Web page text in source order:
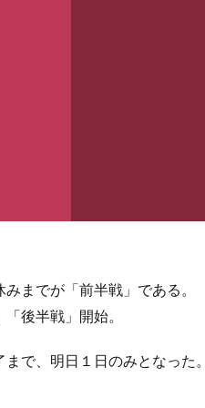
までが「前半戦」である。
後半戦」開始。
まで、明日１日のみとなった